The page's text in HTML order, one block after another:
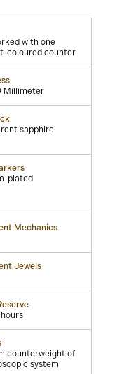
with one
coloured counter
Millimeter
sapphire
plated
Mechanics
Jewels
counterweight of
system